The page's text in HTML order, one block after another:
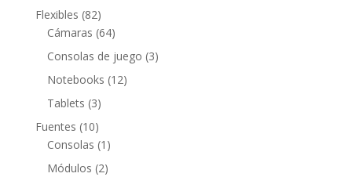
producto
Flexibles 8282
productos
Cámaras 6464
productos
Consolas de juego 33
Notebooks 1212
Tablets 33
productos
Fuentes 1010
productos
Consolas 1 1
producto
Módulos 22